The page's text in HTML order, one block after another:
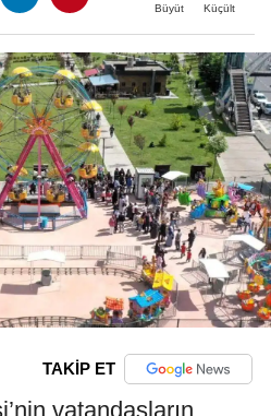
Büyüt Küçült
TAKİP ET
vatandaşların